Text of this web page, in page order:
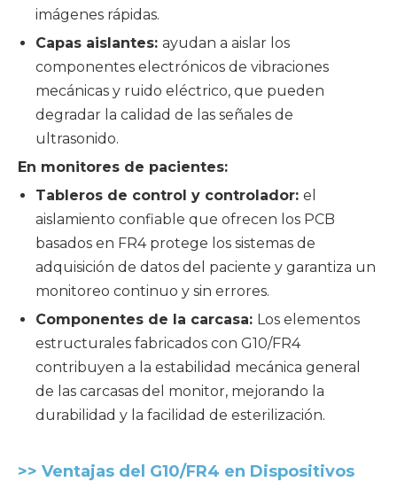
imágenes rápidas.
Capas aislantes: ayudan a aislar los
componentes electrónicos de vibraciones
mecánicas y ruido eléctrico, que pueden
degradar la calidad de las señales de
ultrasonido.
En monitores de pacientes:
Tableros de control y controlador: el
aislamiento confiable que ofrecen los PCB
basados ​​en FR4 protege los sistemas de
adquisición de datos del paciente y garantiza un
monitoreo continuo y sin errores.
Componentes de la carcasa: Los elementos
estructurales fabricados con G10/FR4
contribuyen a la estabilidad mecánica general
de las carcasas del monitor, mejorando la
durabilidad y la facilidad de esterilización.
>> Ventajas del G10/FR4 en Dispositivos